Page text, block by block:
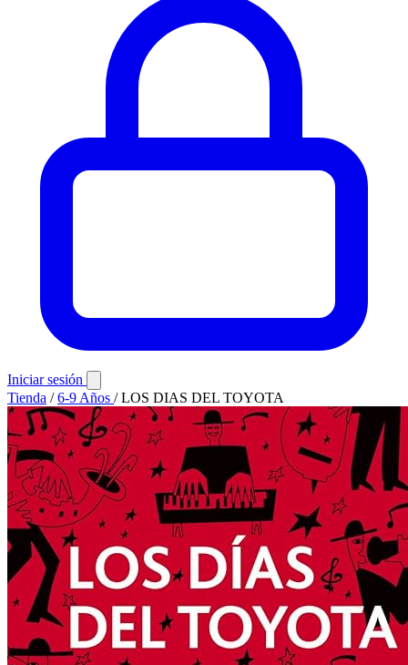
Iniciar sesión
Tienda / 6-9 Años / LOS DIAS DEL TOYOTA